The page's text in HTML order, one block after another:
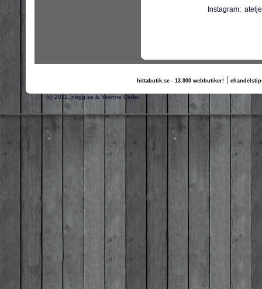
Instagram:
hittabutik.se - 13.000 webbutiker!|
(c) 2011, nogg.se & Yvonne Ceder